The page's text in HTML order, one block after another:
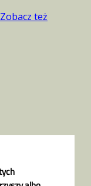
Zobacz też